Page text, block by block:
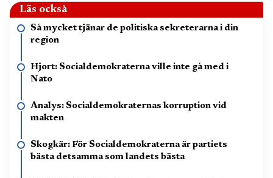
Läs också
Så mycket tjänar de politiska sekreterarna i din
region
Hjort: Socialdemokraterna ville inte gå med i
Nato
Analys: Socialdemokraternas korruption vid
makten
Skogkär: För Socialdemokraterna är partiets
bästa detsamma som landets bästa